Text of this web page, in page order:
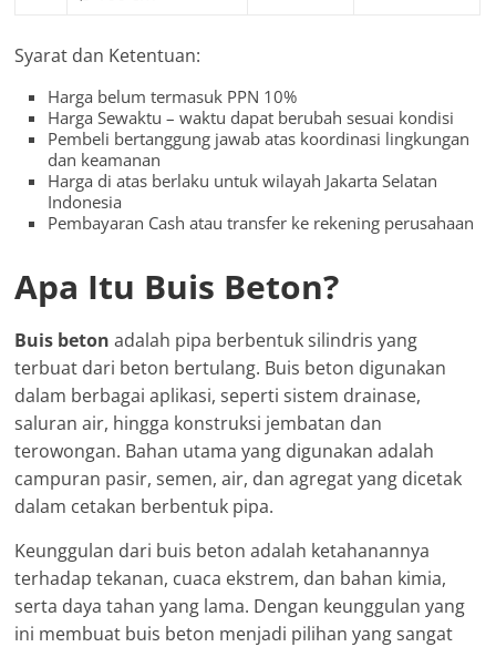
Syarat dan Ketentuan:
Harga belum termasuk PPN 10%
Harga Sewaktu – waktu dapat berubah sesuai kondisi
Pembeli bertanggung jawab atas koordinasi lingkungan
dan keamanan
Harga di atas berlaku untuk wilayah Jakarta Selatan
Indonesia
Pembayaran Cash atau transfer ke rekening perusahaan
Apa Itu Buis Beton?
Buis beton adalah pipa berbentuk silindris yang
terbuat dari beton bertulang. Buis beton digunakan
dalam berbagai aplikasi, seperti sistem drainase,
saluran air, hingga konstruksi jembatan dan
terowongan. Bahan utama yang digunakan adalah
campuran pasir, semen, air, dan agregat yang dicetak
dalam cetakan berbentuk pipa.
Keunggulan dari buis beton adalah ketahanannya
terhadap tekanan, cuaca ekstrem, dan bahan kimia,
serta daya tahan yang lama. Dengan keunggulan yang
ini membuat buis beton menjadi pilihan yang sangat